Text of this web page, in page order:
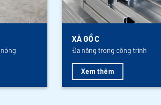
XÀ GỒ C
Đa năng trong công trình
Xem thêm